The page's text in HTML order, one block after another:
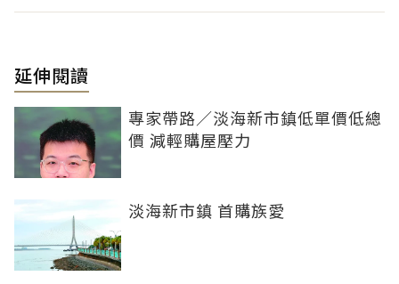
延伸閱讀
專家帶路／淡海新市鎮低單價低總
價 減輕購屋壓力
淡海新市鎮 首購族愛